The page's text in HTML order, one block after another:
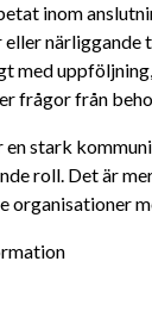
inom
eller
med
frågor från
en stark
roll. Det är
organisationer